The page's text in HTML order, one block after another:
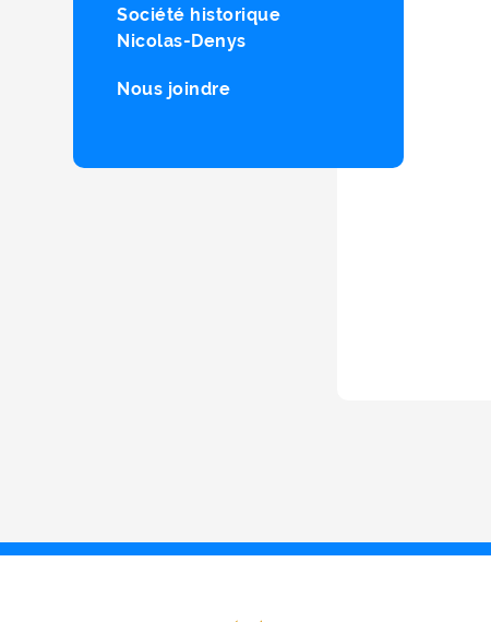
Société historique
Nicolas-Denys
Nous joindre